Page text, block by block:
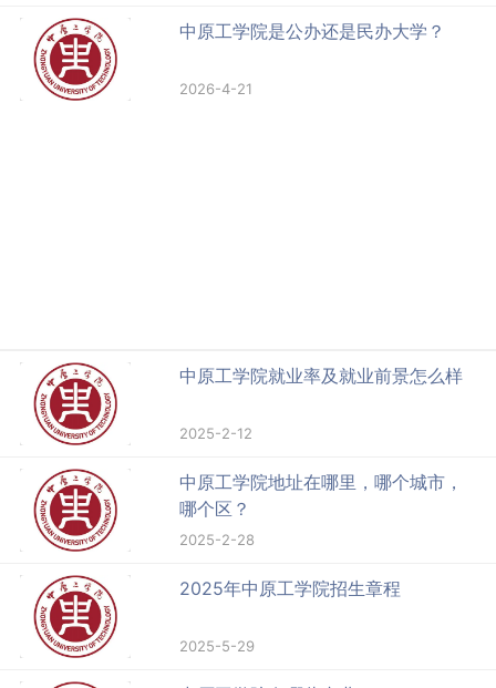
中原工学院是公办还是民办大学？
2026-4-21
中原工学院就业率及就业前景怎么样
2025-2-12
中原工学院地址在哪里，哪个城市，
哪个区？
2025-2-28
2025年中原工学院招生章程
2025-5-29